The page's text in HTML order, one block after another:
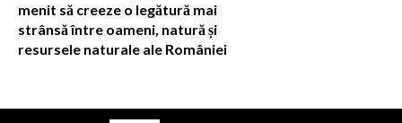
menit să creeze o legătură mai
strânsă între oameni, natură și
resursele naturale ale României